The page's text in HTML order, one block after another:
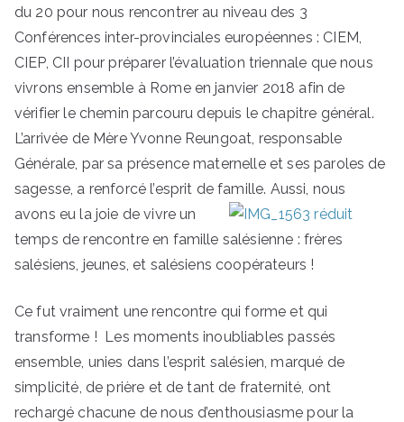
du 20 pour nous rencontrer au niveau des 3
Conférences inter-provinciales européennes : CIEM,
CIEP, CII pour préparer l’évaluation triennale que nous
vivrons ensemble à Rome en janvier 2018 afin de
vérifier le chemin parcouru depuis le chapitre général.
L’arrivée de Mère Yvonne Reungoat, responsable
Générale, par sa présence maternelle et ses paroles de
sagesse, a renforcé l’esprit de famille. Aussi, nous
avons eu la joie de vivre un
temps de rencontre en famille salésienne : frères
salésiens, jeunes, et salésiens coopérateurs !
Ce fut vraiment une rencontre qui forme et qui
transforme ! Les moments inoubliables passés
ensemble, unies dans l’esprit salésien, marqué de
simplicité, de prière et de tant de fraternité, ont
rechargé chacune de nous d’enthousiasme pour la